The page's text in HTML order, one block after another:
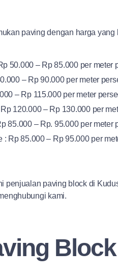
paving dengan harga
50.000 – Rp 85.000 per meter
– Rp 90.000 per meter
– Rp 115.000 per meter
120.000 – Rp 130.000 per
85.000 – Rp. 95.000 per meter
: Rp 85.000 – Rp 95.000 per
penjualan paving block di
kami.